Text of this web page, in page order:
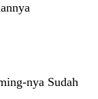
nya Sudah